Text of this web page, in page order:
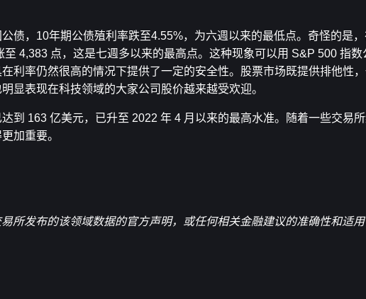
债，10年期公债殖利率跌至4.55%，为六週以来的最低点。奇怪的是
至 4,383 点，这是七週多以来的最高点。这种现象可以用 S&P 500 指
利率仍然很高的情况下提供了一定的安全性。股票市场既提供排他性
显表现在科技领域的大家公司股价越来越受欢迎。
到 163 亿美元，已升至 2022 年 4 月以来的最高水准。随着一些交易
加重要。
所发布的该领域数据的官方声明，或任何相关金融建议的准确性和适用